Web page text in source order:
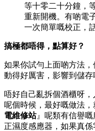
等十零二十分鐘，
重新開機。有啲電
一次簡單嘅校正，
搞極都唔得，點算好？
如果你試勻上面啲方法
動得好厲害，影響到儲存
唔好自己亂拆個酒櫃呀，
呢個時候，最好嘅做法
電維修站』呢類有信譽
正濕度感應器，如果真